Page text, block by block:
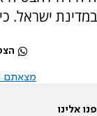
במדינת ישראל.
מצאתם
פנו אלינו